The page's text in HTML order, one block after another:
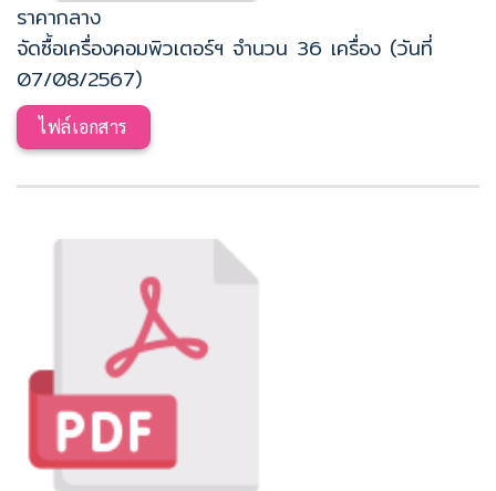
ราคากลาง
จัดซื้อเครื่องคอมพิวเตอร์ฯ จำนวน 36 เครื่อง (วันที่
07/08/2567)
ไฟล์เอกสาร